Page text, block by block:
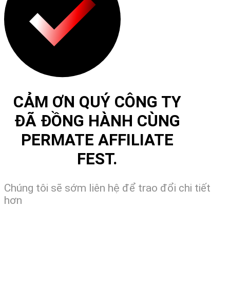
CẢM ƠN QUÝ CÔNG TY
ĐÃ ĐỒNG HÀNH CÙNG
PERMATE AFFILIATE
FEST.
Chúng tôi sẽ sớm liên hệ để trao đổi chi tiết
hơn